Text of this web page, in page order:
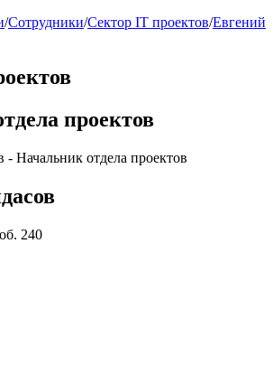
/Сотрудники/Сектор IT проектов/Евгений
проектов
240